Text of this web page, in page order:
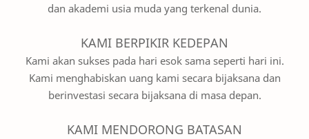
dan akademi usia muda yang terkenal dunia.
KAMI BERPIKIR KEDEPAN
Kami akan sukses pada hari esok sama seperti hari ini.
Kami menghabiskan uang kami secara bijaksana dan
berinvestasi secara bijaksana di masa depan.
KAMI MENDORONG BATASAN